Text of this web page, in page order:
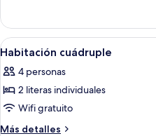
baño
compartido
compartido,
solo
para
baño
compartido
Abrir
todas
las
fotos
de
Habitación
5
Habitación cuádruple
4 personas
2 literas individuales
Wifi gratuito
Más detalles
Más